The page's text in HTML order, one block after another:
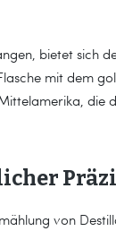
bietet sich
mit dem
die
von